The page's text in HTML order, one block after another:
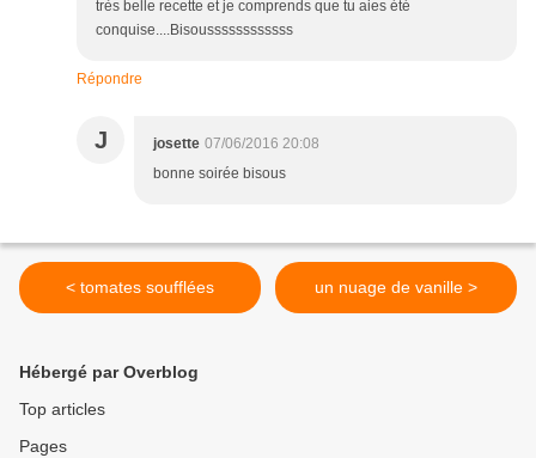
très belle recette et je comprends que tu aies été
conquise....Bisoussssssssssss
Répondre
J josette 07/06/2016 20:08
bonne soirée bisous
< tomates soufflées un nuage de vanille >
Hébergé par Overblog
Top articles
Pages